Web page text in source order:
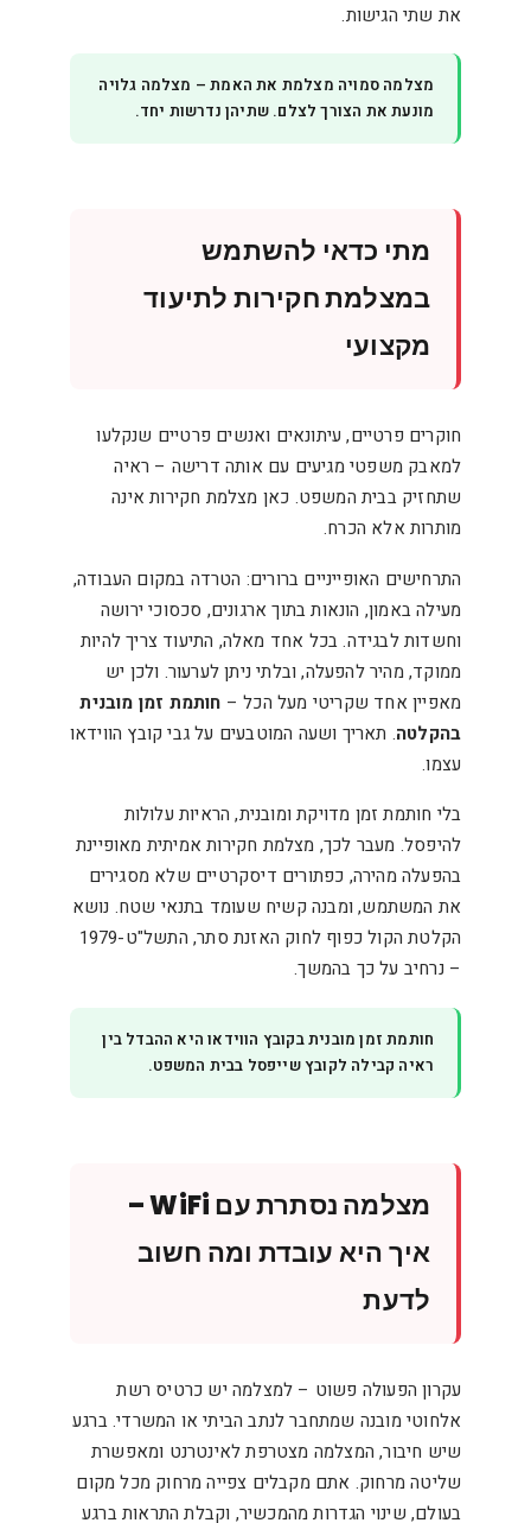
את שתי הגישות.
מצלמה סמויה מצלמת את האמת – מצלמה גלויה
מונעת את הצורך לצלם. שתיהן נדרשות יחד.
מתי כדאי להשתמש
במצלמת חקירות לתיעוד
מקצועי
חוקרים פרטיים, עיתונאים ואנשים פרטיים שנקלעו
למאבק משפטי מגיעים עם אותה דרישה – ראיה
שתחזיק בבית המשפט. כאן מצלמת חקירות אינה
מותרות אלא הכרח.
התרחישים האופייניים ברורים: הטרדה במקום העבודה,
מעילה באמון, הונאות בתוך ארגונים, סכסוכי ירושה
וחשדות לבגידה. בכל אחד מאלה, התיעוד צריך להיות
ממוקד, מהיר להפעלה, ובלתי ניתן לערעור. ולכן יש
מאפיין אחד שקריטי מעל הכל – חותמת זמן מובנית
בהקלטה. תאריך ושעה המוטבעים על גבי קובץ הווידאו
עצמו.
בלי חותמת זמן מדויקת ומובנית, הראיות עלולות
להיפסל. מעבר לכך, מצלמת חקירות אמיתית מאופיינת
בהפעלה מהירה, כפתורים דיסקרטיים שלא מסגירים
את המשתמש, ומבנה קשיח שעומד בתנאי שטח. נושא
הקלטת הקול כפוף לחוק האזנת סתר, התשל"ט-1979
– נרחיב על כך בהמשך.
חותמת זמן מובנית בקובץ הווידאו היא ההבדל בין
ראיה קבילה לקובץ שייפסל בבית המשפט.
מצלמה נסתרת עם WiFi –
איך היא עובדת ומה חשוב
לדעת
עקרון הפעולה פשוט – למצלמה יש כרטיס רשת
אלחוטי מובנה שמתחבר לנתב הביתי או המשרדי. ברגע
שיש חיבור, המצלמה מצטרפת לאינטרנט ומאפשרת
שליטה מרחוק. אתם מקבלים צפייה מרחוק מכל מקום
בעולם, שינוי הגדרות מהמכשיר, וקבלת התראות ברגע